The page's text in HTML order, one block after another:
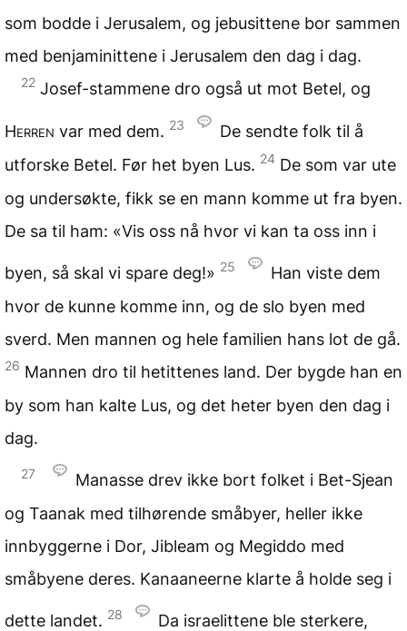
som bodde i Jerusalem, og jebusittene bor sammen
med benjaminittene i Jerusalem den dag i dag.
22 Josef-stammene dro også ut mot Betel, og
Herren var med dem. 23
De sendte folk til å
utforske Betel. Før het byen Lus. 24 De som var ute
og undersøkte, fikk se en mann komme ut fra byen.
De sa til ham: «Vis oss nå hvor vi kan ta oss inn i
byen, så skal vi spare deg!» 25
Han viste dem
hvor de kunne komme inn, og de slo byen med
sverd. Men mannen og hele familien hans lot de gå.
26 Mannen dro til hetittenes land. Der bygde han en
by som han kalte Lus, og det heter byen den dag i
dag.
27
Manasse drev ikke bort folket i Bet-Sjean
og Taanak med tilhørende småbyer, heller ikke
innbyggerne i Dor, Jibleam og Megiddo med
småbyene deres. Kanaaneerne klarte å holde seg i
dette landet. 28
Da israelittene ble sterkere,